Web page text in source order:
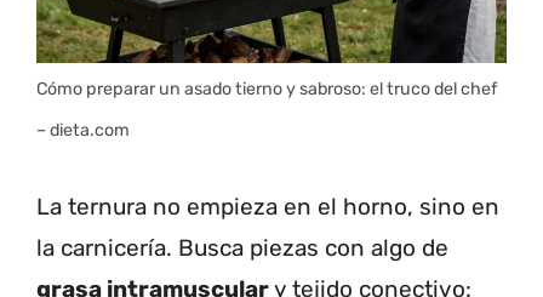
Cómo preparar un asado tierno y sabroso: el truco del chef
– dieta.com
La ternura no empieza en el horno, sino en
la carnicería. Busca piezas con algo de
grasa intramusculary tejido conectivo: